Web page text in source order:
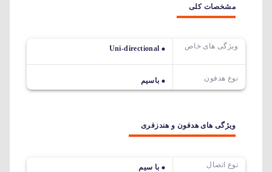
مشخصات کلی
ویژگی های خاص Uni-directional
نوع هدفون باسیم
ویژگی های هدفون و هندزفری
نوع اتصال
با سیم